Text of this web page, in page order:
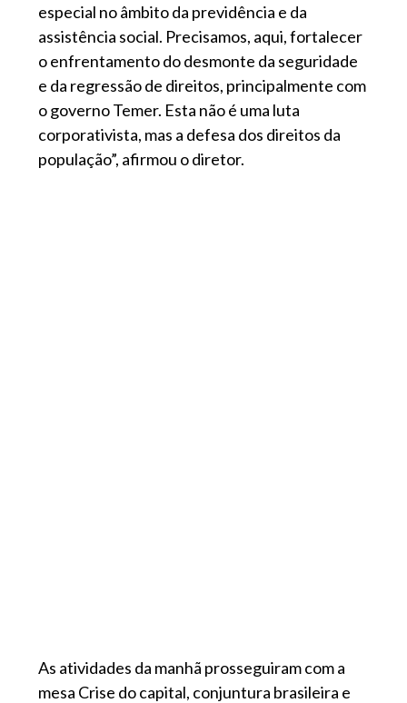
especial no âmbito da previdência e da
assistência social. Precisamos, aqui, fortalecer
o enfrentamento do desmonte da seguridade
e da regressão de direitos, principalmente com
o governo Temer. Esta não é uma luta
corporativista, mas a defesa dos direitos da
população”, afirmou o diretor.
As atividades da manhã prosseguiram com a
mesa Crise do capital, conjuntura brasileira e